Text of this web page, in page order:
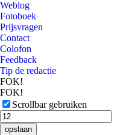
Weblog
Fotoboek
Prijsvragen
Contact
Colofon
Feedback
Tip de redactie
FOK!
FOK!
Scrollbar gebruiken
opslaan